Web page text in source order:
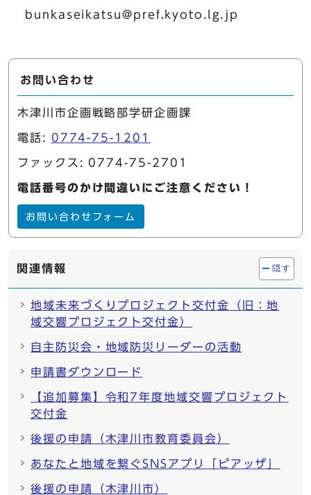
bunkaseikatsu@pref.kyoto.lg.jp
お問い合わせ
木津川市企画戦略部学研企画課
電話: 0774-75-1201
ファックス: 0774-75-2701
電話番号のかけ間違いにご注意ください！
お問い合わせフォーム
関連情報 隠す
地域未来づくりプロジェクト交付金（旧：地
域交響プロジェクト交付金）
自主防災会・地域防災リーダーの活動
申請書ダウンロード
【追加募集】令和7年度地域交響プロジェクト
交付金
後援の申請（木津川市教育委員会）
あなたと地域を繋ぐSNSアプリ「ピアッザ」
後援の申請（木津川市）